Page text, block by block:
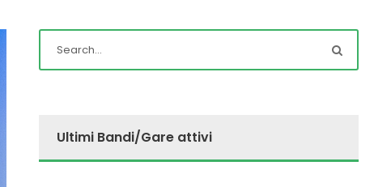
Ultimi Bandi/Gare attivi